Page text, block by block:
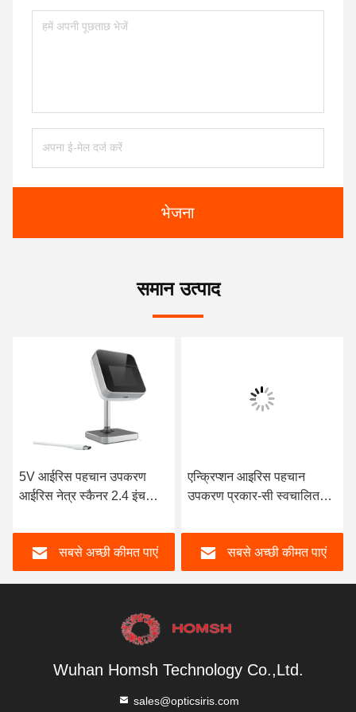
भेजना
समान उत्पाद
5V आईरिस पहचान उपकरण
आईरिस नेत्र स्कैनर 2.4 इंच
सबसे अच्छी कीमत पाएं
एन्क्रिप्शन आइरिस पहचान
उपकरण प्रकार-सी स्वचालित
सबसे अच्छी कीमत पाएं
Wuhan Homsh Technology Co.,Ltd.
sales@opticsiris.com